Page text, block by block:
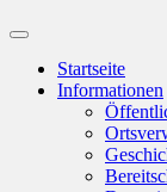
Suchfeld
ein-/ausblenden
Startseite
Informationen